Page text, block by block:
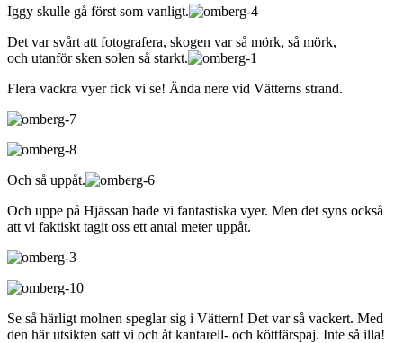
Iggy skulle gå först som vanligt.
Det var svårt att fotografera, skogen var så mörk, så mörk,
och utanför sken solen så starkt.
Flera vackra vyer fick vi se! Ända nere vid Vätterns strand.
Och så uppåt.
Och uppe på Hjässan hade vi fantastiska vyer. Men det syns också
att vi faktiskt tagit oss ett antal meter uppåt.
Se så härligt molnen speglar sig i Vättern! Det var så vackert. Med
den här utsikten satt vi och åt kantarell- och köttfärspaj. Inte så illa!